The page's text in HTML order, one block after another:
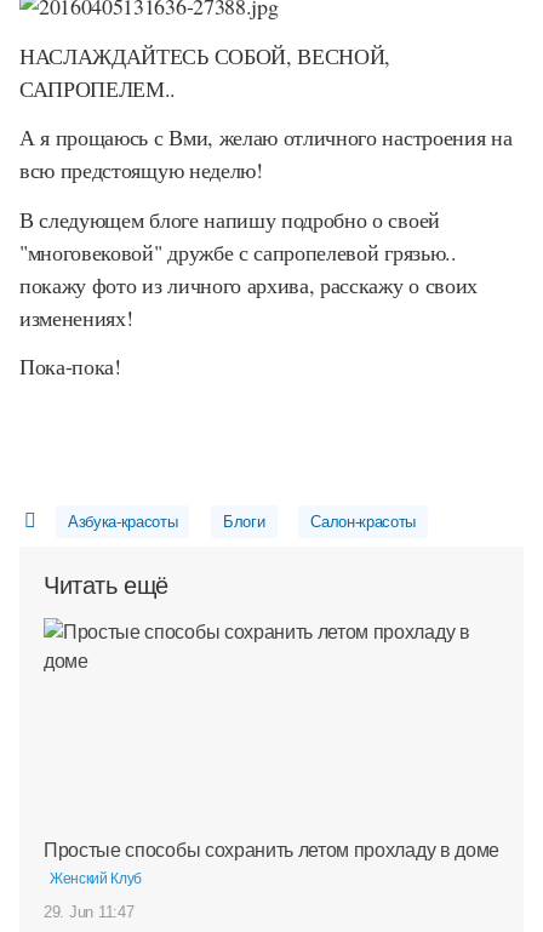
НАСЛАЖДАЙТЕСЬ СОБОЙ, ВЕСНОЙ,
САПРОПЕЛЕМ..
А я прощаюсь с Вми, желаю отличного настроения на
всю предстоящую неделю!
В следующем блоге напишу подробно о своей
"многовековой" дружбе с сапропелевой грязью..
покажу фото из личного архива, расскажу о своих
изменениях!
Пока-пока!
Азбука-красоты Блоги Салон-красоты
Читать ещё
Простые способы сохранить летом прохладу в доме
Женский Клуб
29. Jun 11:47